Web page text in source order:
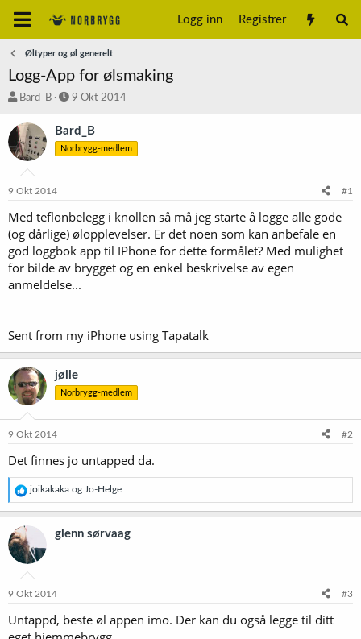
Logg inn Registrer
Øltyper og øl generelt
Logg-App for ølsmaking
T
å
d
s
t
r
Bard_B
S
a
r
t
o
9 Okt 2014
Bard_B
Norbrygg-medlem
9 Okt 2014 #1
Med teflonbelegg i knollen så må jeg starte å logge alle gode
(og dårlige) ølopplevelser. Er det noen som kan anbefale en
god loggbok app til IPhone for dette formålet? Med mulighet
for bilde av brygget og en enkel beskrivelse av egen
anmeldelse...
Sent from my iPhone using Tapatalk
jølle
Norbrygg-medlem
9 Okt 2014 #2
Det finnes jo untapped da.
R
e
a
j
o
e
:
joikakaka og Jo-Helge
glenn sørvaag
9 Okt 2014 #3
Untappd, beste øl appen imo. Der kan du også legge til ditt